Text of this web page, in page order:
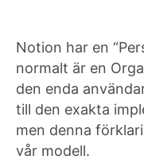
Notion har en
normalt är en
den enda
till den exakta
men denna
vår modell.